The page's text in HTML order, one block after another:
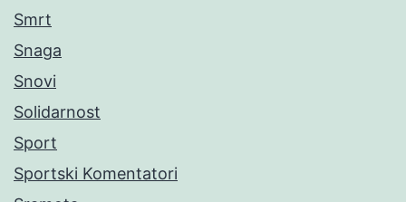
Smrt
Snaga
Snovi
Solidarnost
Sport
Sportski Komentatori